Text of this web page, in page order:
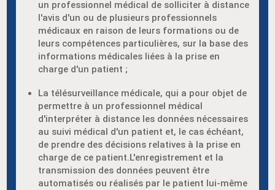
un professionnel médical de solliciter à distance
l'avis d'un ou de plusieurs professionnels
médicaux en raison de leurs formations ou de
leurs compétences particulières, sur la base des
informations médicales liées à la prise en
charge d'un patient ;
La télésurveillance médicale, qui a pour objet de
permettre à un professionnel médical
d'interpréter à distance les données nécessaires
au suivi médical d'un patient et, le cas échéant,
de prendre des décisions relatives à la prise en
charge de ce patient.L'enregistrement et la
transmission des données peuvent être
automatisés ou réalisés par le patient lui-même